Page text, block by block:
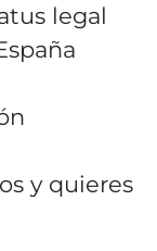
legal
y quieres